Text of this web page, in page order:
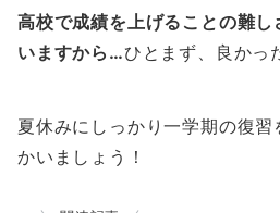
高校で成績を上げることの難
いますから…ひとまず、良かっ
夏休みにしっかり一学期の復習
かいましょう！